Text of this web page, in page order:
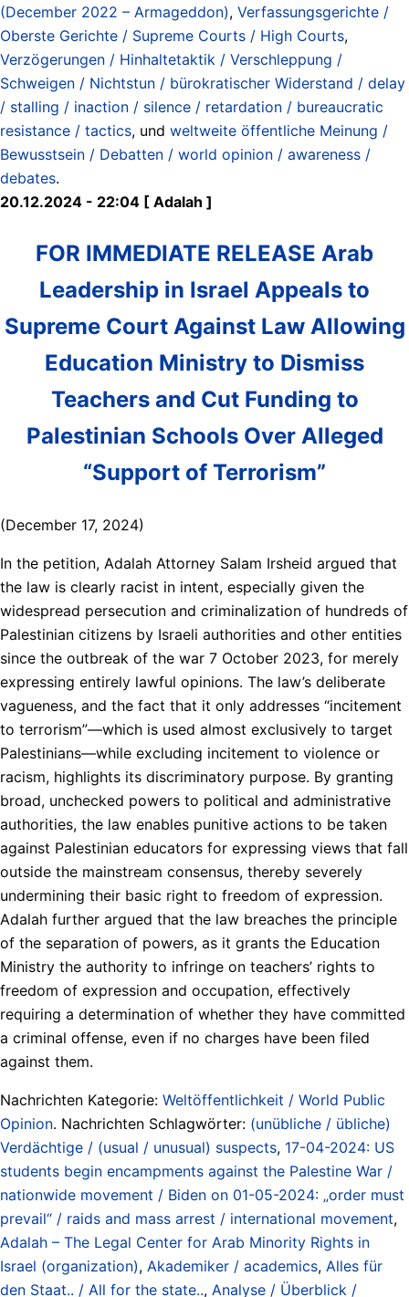
(December 2022 – Armageddon), Verfassungsgerichte /
Oberste Gerichte / Supreme Courts / High Courts,
Verzögerungen / Hinhaltetaktik / Verschleppung /
Schweigen / Nichtstun / bürokratischer Widerstand / delay
/ stalling / inaction / silence / retardation / bureaucratic
resistance / tactics, und weltweite öffentliche Meinung /
Bewusstsein / Debatten / world opinion / awareness /
debates.
20.12.2024 - 22:04 [ Adalah ]
FOR IMMEDIATE RELEASE Arab
Leadership in Israel Appeals to
Supreme Court Against Law Allowing
Education Ministry to Dismiss
Teachers and Cut Funding to
Palestinian Schools Over Alleged
“Support of Terrorism”
(December 17, 2024)
In the petition, Adalah Attorney Salam Irsheid argued that
the law is clearly racist in intent, especially given the
widespread persecution and criminalization of hundreds of
Palestinian citizens by Israeli authorities and other entities
since the outbreak of the war 7 October 2023, for merely
expressing entirely lawful opinions. The law’s deliberate
vagueness, and the fact that it only addresses “incitement
to terrorism”—which is used almost exclusively to target
Palestinians—while excluding incitement to violence or
racism, highlights its discriminatory purpose. By granting
broad, unchecked powers to political and administrative
authorities, the law enables punitive actions to be taken
against Palestinian educators for expressing views that fall
outside the mainstream consensus, thereby severely
undermining their basic right to freedom of expression.
Adalah further argued that the law breaches the principle
of the separation of powers, as it grants the Education
Ministry the authority to infringe on teachers’ rights to
freedom of expression and occupation, effectively
requiring a determination of whether they have committed
a criminal offense, even if no charges have been filed
against them.
Nachrichten Kategorie: Weltöffentlichkeit / World Public
Opinion. Nachrichten Schlagwörter: (unübliche / übliche)
Verdächtige / (usual / unusual) suspects, 17-04-2024: US
students begin encampments against the Palestine War /
nationwide movement / Biden on 01-05-2024: „order must
prevail“ / raids and mass arrest / international movement,
Adalah – The Legal Center for Arab Minority Rights in
Israel (organization), Akademiker / academics, Alles für
den Staat.. / All for the state.., Analyse / Überblick /